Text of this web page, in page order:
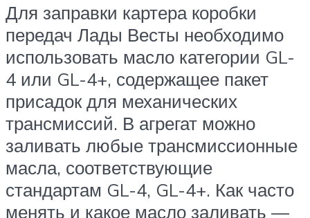
Для заправки картера коробки
передач Лады Весты необходимо
использовать масло категории GL-
4 или GL-4+, содержащее пакет
присадок для механических
трансмиссий. В агрегат можно
заливать любые трансмиссионные
масла, соответствующие
стандартам GL-4, GL-4+. Как часто
менять и какое масло заливать —